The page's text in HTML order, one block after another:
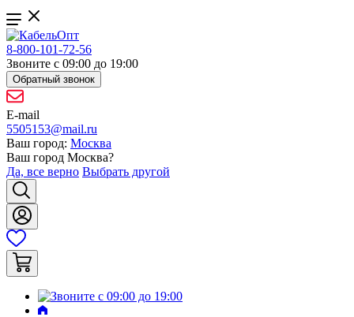
8-800-101-72-56
Звоните с 09:00 до 19:00
Обратный звонок
E-mail
5505153@mail.ru
Ваш город: Москва
Ваш город Москва?
Да, все верно Выбрать другой